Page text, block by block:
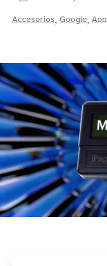
Accesorios, Google,